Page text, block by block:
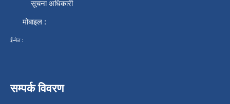
सूचना अधिकारी
मोबाइल :
ई-मेल :
सम्पर्क विवरण